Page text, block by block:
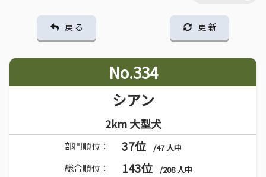
戻 る 更 新
No.334
シアン
2km 大型犬
部門順位： 37位 /47 人中
総合順位： 143位 /208 人中